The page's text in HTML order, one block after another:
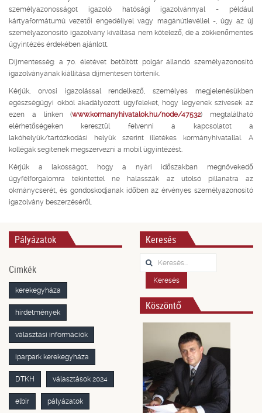
személyazonosságot igazoló hatósági igazolvánnyal - például
kártyaformátumú vezetői engedéllyel vagy magánútlevéllel -, úgy az új
személyazonosító igazolvány kiváltása nem kötelező, de a zökkenőmentes
ügyintézés érdekében ajánlott.
Díjmentesség: a 70. életévet betöltött polgár állandó személyazonosító
igazolványának kiállítása díjmentesen történik.
Kérjük, orvosi igazolással rendelkező, személyes megjelenésükben
egészségügyi okból akadályozott ügyfeleket, hogy legyenek szívesek az
ezen a linken (www.kormanyhivatalok.hu/node/47532) megtalálható
elérhetőségeken keresztül felvenni a kapcsolatot a
lakóhelyük/tartózkodási helyük szerint illetékes kormányhivatallal. A
kollégák segítenek megszervezni a mobil ügyintézést.
Kérjük a lakosságot, hogy a nyári időszakban megnövekedő
ügyfélforgalomra tekintettel ne halasszák az utolsó pillanatra az
okmánycserét, és gondoskodjanak időben az érvényes személyazonosító
igazolvány beszerzéséről.
Pályázatok
Cimkék
kerekegyháza
hirdetmények
választási információk
iparpark kerekegyháza
DTKH választások 2024
elbir pályázatok
Keresés
Keresés...
Keresés
Köszöntő